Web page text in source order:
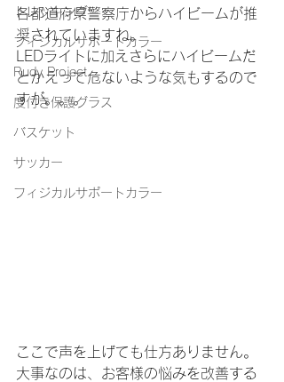
トレッキング
フィジカルサポートカラー
Rudy Project
度付き保護グラス
バスケット
サッカー
フィジカルサポートカラー
各都道府県警察庁からハイビームが推
奨されていますね。
LEDライトに加えさらにハイビームだ
とかえって危ないような気もするので
すが。。。
ここで声を上げても仕方ありません。
大事なのは、お客様の悩みを改善する